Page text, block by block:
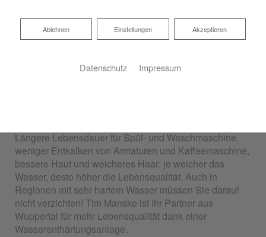
Längere Lebensdauer für Spül- und Waschmaschine,
weniger Entkalken von Armaturen und Kaffeemaschine,
bessere Haut und weicheres Haar: je weicher das
Wasser, desto höher die Lebensqualität. Auch in
Regionen mit sehr hartem Wasser müssen Sie darauf
nicht verzichten! Tim Manske ist Ihr Partner aus
Wuppertal für mehr Lebensqualität dank einer
Wasserenthärtungsanlage.
Akzeptieren
Einstellungen
Ablehnen
Ablehnen
Datenschutz Impressum